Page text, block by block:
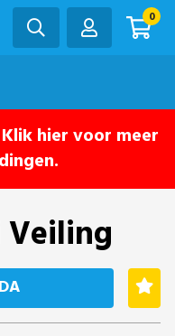
0
hier voor meer
Veiling